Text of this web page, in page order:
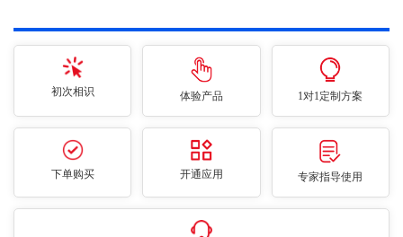
初次相识 体验产品 1对1定制方案
下单购买 开通应用 专家指导使用